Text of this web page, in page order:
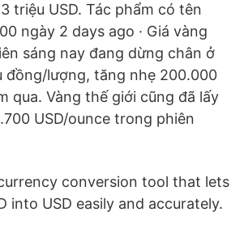
triệu USD. Tác phẩm có tên
ngày 2 days ago · Giá vàng
sáng nay đang dừng chân ở
đồng/lượng, tăng nhẹ 200.000
qua. Vàng thế giới cũng đã lấy
USD/ounce trong phiên
conversion tool that lets
into USD easily and accurately.